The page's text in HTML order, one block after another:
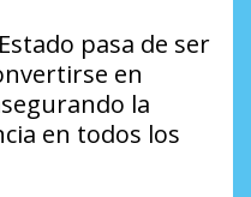
pasa de ser
en
la
en todos los